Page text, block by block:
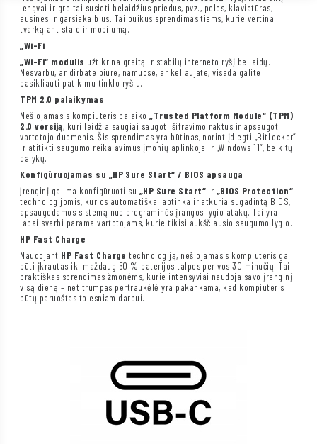
lengvai ir greitai susieti belaidžius priedus, pvz., peles, klaviatūras,
ausines ir garsiakalbius. Tai puikus sprendimas tiems, kurie vertina
tvarką ant stalo ir mobilumą.
„Wi-Fi
„Wi-Fi“ modulis užtikrina greitą ir stabilų interneto ryšį be laidų.
Nesvarbu, ar dirbate biure, namuose, ar keliaujate, visada galite
pasikliauti patikimu tinklo ryšiu.
TPM 2.0 palaikymas
Nešiojamasis kompiuteris palaiko„Trusted Platform Module“ (TPM)
2.0 versiją, kuri leidžia saugiai saugoti šifravimo raktus ir apsaugoti
vartotojo duomenis. Šis sprendimas yra būtinas, norint įdiegti „BitLocker“
ir atitikti saugumo reikalavimus įmonių aplinkoje ir „Windows 11“, be kitų
dalykų.
Konfigūruojamas su „HP Sure Start“ / BIOS apsauga
Įrenginį galima konfigūruoti su „HP Sure Start“ ir „BIOS Protection“
technologijomis, kurios automatiškai aptinka ir atkuria sugadintą BIOS,
apsaugodamos sistemą nuo programinės įrangos lygio atakų. Tai yra
labai svarbi parama vartotojams, kurie tikisi aukščiausio saugumo lygio.
HP Fast Charge
Naudojant HP Fast Charge technologiją, nešiojamasis kompiuteris gali
būti įkrautas iki maždaug 50 % baterijos talpos per vos 30 minučių. Tai
praktiškas sprendimas žmonėms, kurie intensyviai naudoja savo įrenginį
visą dieną – net trumpas pertraukėlė yra pakankama, kad kompiuteris
būtų paruoštas tolesniam darbui.